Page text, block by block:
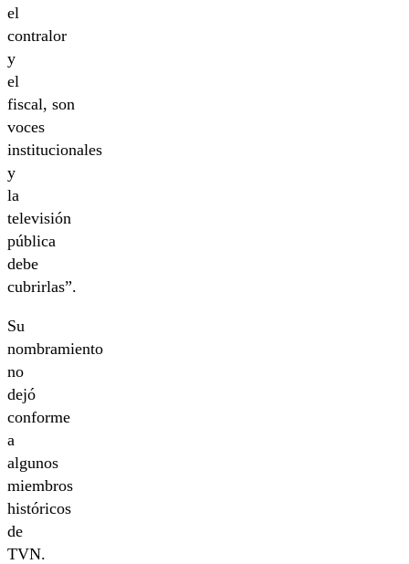
el
contralor
y
el
fiscal, son
voces
institucionales
y
la
televisión
pública
debe
cubrirlas”.
Su
nombramiento
no
dejó
conforme
a
algunos
miembros
históricos
de
TVN.